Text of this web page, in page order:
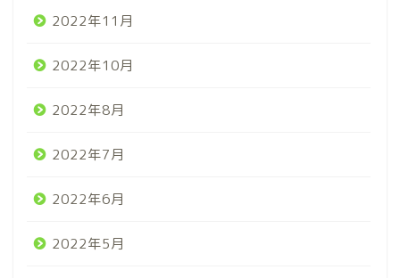
2022年11月
2022年10月
2022年8月
2022年7月
2022年6月
2022年5月